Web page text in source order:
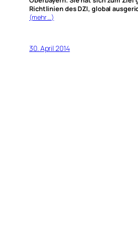
Richtlinien des DZI, global
(mehr …)
30. April 2014